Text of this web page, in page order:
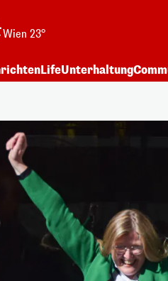
Wien 23°
LifeUnterhaltung